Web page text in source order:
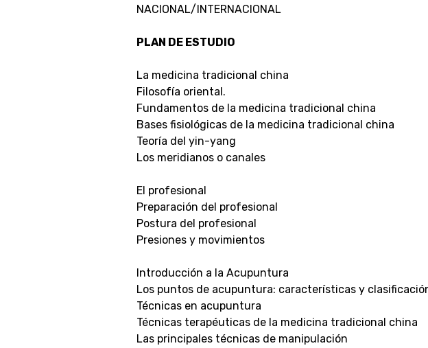
NACIONAL/INTERNACIONAL
PLAN DE ESTUDIO
La medicina tradicional china
Filosofía oriental.
Fundamentos de la medicina tradicional china
Bases fisiológicas de la medicina tradicional china
Teoría del yin-yang
Los meridianos o canales
El profesional
Preparación del profesional
Postura del profesional
Presiones y movimientos
Introducción a la Acupuntura
Los puntos de acupuntura: características y
Técnicas en acupuntura
Técnicas terapéuticas de la medicina tradicional china
Las principales técnicas de manipulación